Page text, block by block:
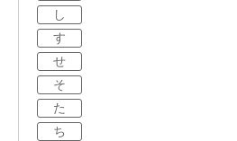
し
す
せ
そ
た
ち